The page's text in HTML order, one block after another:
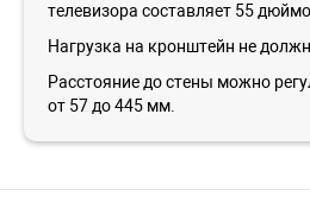
телевизора составляет 55
Нагрузка на кронштейн не
Расстояние до стены можно
от 57 до 445 мм.